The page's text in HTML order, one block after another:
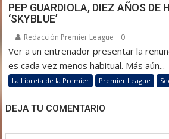
PEP GUARDIOLA, DIEZ AÑOS DE
‘SKYBLUE’
Redacción Premier League 0
Ver a un entrenador presentar la
es cada vez menos habitual. Más aún...
La Libreta de la Premier Premier League
DEJA TU COMENTARIO